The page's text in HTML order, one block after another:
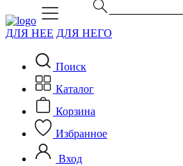
ДЛЯ НЕЕ ДЛЯ НЕГО
Поиск
Каталог
Корзина
Избранное
Вход